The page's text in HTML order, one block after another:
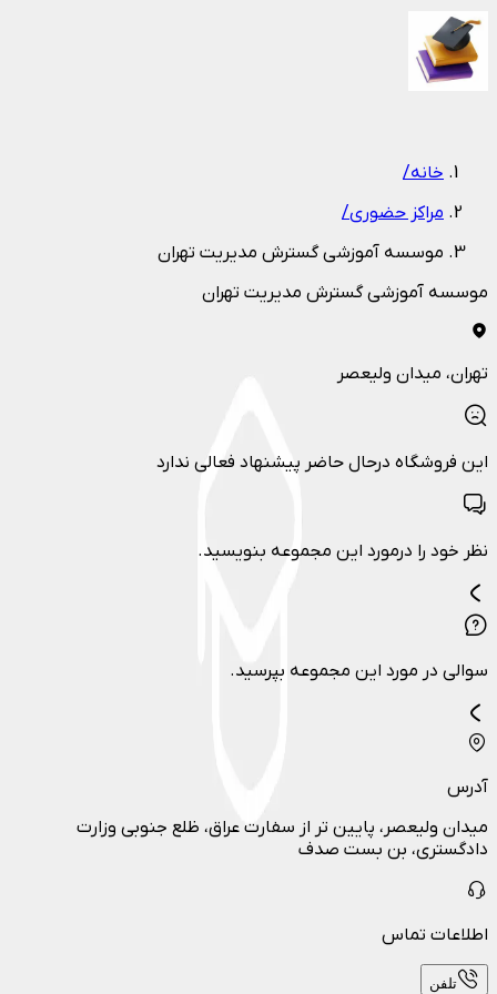
خانه/
مراکز حضوری/
موسسه آموزشی گسترش مدیریت تهران
موسسه آموزشی گسترش مدیریت تهران
تهران، میدان ولیعصر
این فروشگاه درحال حاضر پیشنهاد فعالی ندارد
نظر خود را درمورد این مجموعه بنویسید.
سوالی در مورد این مجموعه بپرسید.
آدرس
میدان ولیعصر، پایین تر از سفارت عراق، ظلع جنوبی وزارت
دادگستری، بن بست صدف
اطلاعات تماس
تلفن